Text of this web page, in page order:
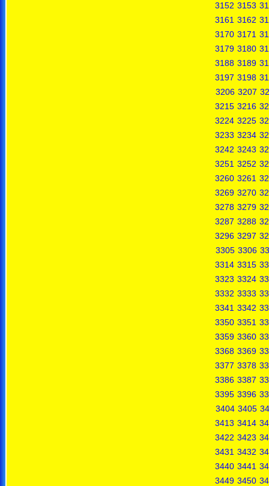
3152 3153
3161 3162
3170 3171
3179 3180
3188 3189
3197 3198
3206 3207
3215 3216
3224 3225
3233 3234
3242 3243
3251 3252
3260 3261
3269 3270
3278 3279
3287 3288
3296 3297
3305 3306
3314 3315
3323 3324
3332 3333
3341 3342
3350 3351
3359 3360
3368 3369
3377 3378
3386 3387
3395 3396
3404 3405
3413 3414
3422 3423
3431 3432
3440 3441
3449 3450